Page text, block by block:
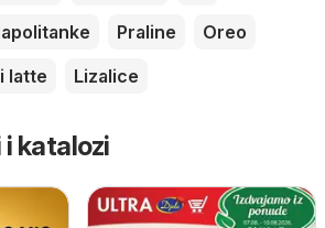
Praline
Oreo
latte Lizalice
katalozi